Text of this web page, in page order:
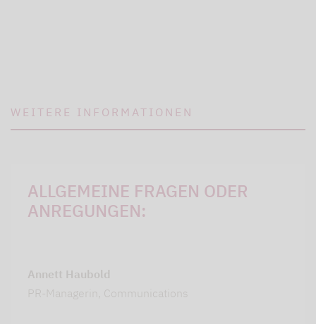
WEITERE INFORMATIONEN
ALLGEMEINE FRAGEN ODER
ANREGUNGEN:
Annett Haubold
PR-Managerin, Communications